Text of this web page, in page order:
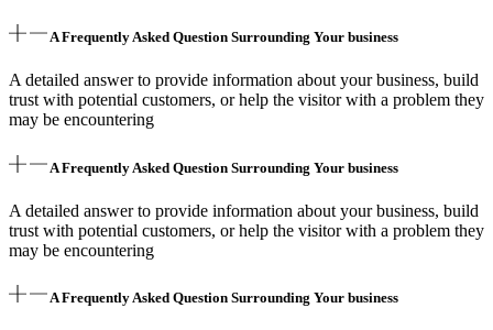
A Frequently Asked Question Surrounding Your business
A detailed answer to provide information about your business, build
trust with potential customers, or help the visitor with a problem they
may be encountering
A Frequently Asked Question Surrounding Your business
A detailed answer to provide information about your business, build
trust with potential customers, or help the visitor with a problem they
may be encountering
A Frequently Asked Question Surrounding Your business